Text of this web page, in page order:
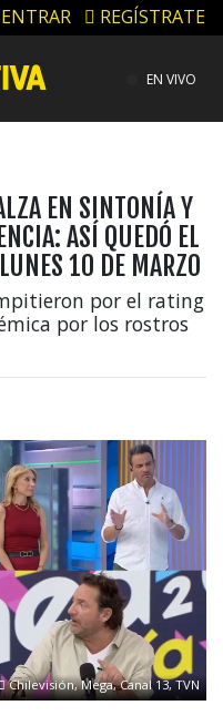
ENTRAR REGÍSTRATE
EN VIVO
EN SINTONÍA Y
ASÍ QUEDÓ EL
10 DE MARZO
por el rating
por los rostros
Chilevisión, Mega, Canal 13, TVN